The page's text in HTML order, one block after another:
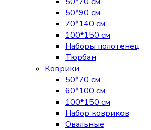
50*90 см
70*140 см
100*150 см
Наборы полотенец
Тюрбан
Коврики
50*70 см
60*100 см
100*150 см
Набор ковриков
Овальные